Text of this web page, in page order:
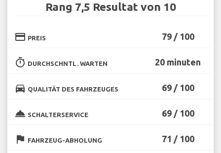
Rang 7,5 Resultat von 10
credit_card PREIS 79 / 100
timer DURCHSCHNTL. WARTEN 20 minuten
directions_car QUALITÄT DES FAHRZEUGES 69 / 100
room_service SCHALTERSERVICE 69 / 100
flag FAHRZEUG-ABHOLUNG 71 / 100